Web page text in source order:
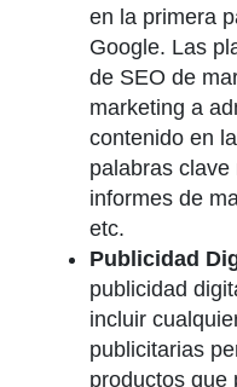
en la primera
Google. Las
de SEO de
marketing a
contenido en
palabras
informes de
etc.
Publicidad
publicidad
incluir
publicitarias
productos que